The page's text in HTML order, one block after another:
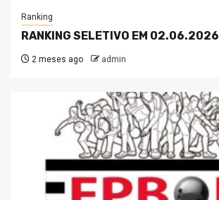
Ranking
RANKING SELETIVO EM 02.06.2026
2 meses ago admin